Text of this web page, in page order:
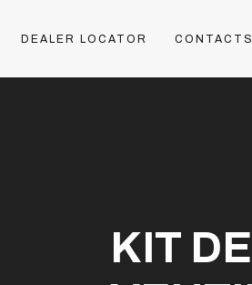
DEALER LOCATOR CONTACTS
KIT DE